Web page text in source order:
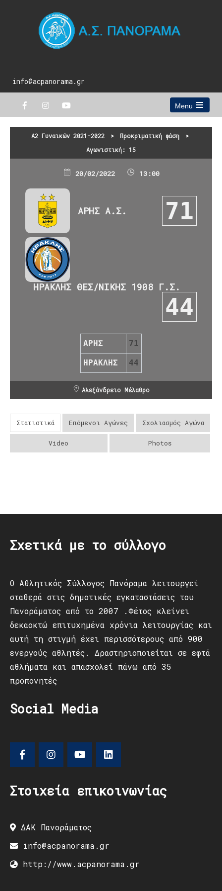
info@acpanorama.gr
Menu
Open
main
Α2 Γυναικών 2021-2022 > Προκριματική φάση
>
Αγωνιστική: 15
20/02/2022 13:00
ΑΡΗΣ Α.Σ. 71
ΗΡΑΚΛΗΣ ΘΕΣ/ΝΙΚΗΣ 1908 Γ.Σ.
44
ΑΡΗΣ 71
ΗΡΑΚΛΗΣ 44
Αλεξάνδρειο Μέλαθρο
Στατιστικά Επόμενοι Αγώνες Σχολιασμός Αγώνα
Video Photos
Σχετικά με το σύλλογο
Ο Αθλητικός Σύλλογος Πανόραμα λειτουργεί
σταθερά στις δημοτικές εγκαταστάσεις του
Πανοράματος από το 2007 .Φέτος κλείνει
δεκαοκτώ επιτυχημένα χρόνια λειτουργίας και
αυτή τη στιγμή έχει περισσότερους από 900
ενεργούς αθλητές. Δραστηριοποιείται σε εφτά
αθλήματα και απασχολεί πάνω από 35
προπονητές
Social Media
Στοιχεία επικοινωνίας
ΔΑΚ Πανοράματος
info@acpanorama.gr
http://www.acpanorama.gr